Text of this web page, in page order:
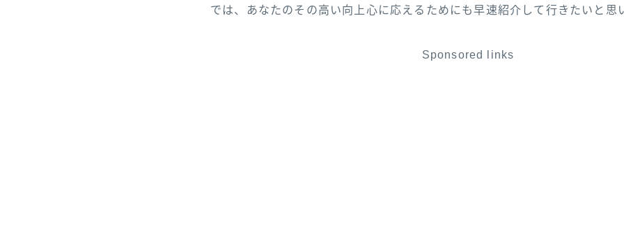
では、あなたのその高い向上心に応えるためにも早速紹介して行きたいと思
Sponsored links